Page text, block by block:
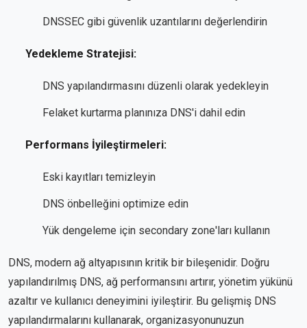
DNSSEC gibi güvenlik uzantılarını değerlendirin
Yedekleme Stratejisi:
DNS yapılandırmasını düzenli olarak yedekleyin
Felaket kurtarma planınıza DNS'i dahil edin
Performans İyileştirmeleri:
Eski kayıtları temizleyin
DNS önbelleğini optimize edin
Yük dengeleme için secondary zone'ları kullanın
DNS, modern ağ altyapısının kritik bir bileşenidir. Doğru
yapılandırılmış DNS, ağ performansını artırır, yönetim yükünü
azaltır ve kullanıcı deneyimini iyileştirir. Bu gelişmiş DNS
yapılandırmalarını kullanarak, organizasyonunuzun